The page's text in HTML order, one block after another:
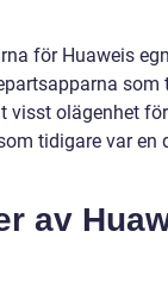
för Huaweis
som
visst olägenhet för
tidigare var en
av